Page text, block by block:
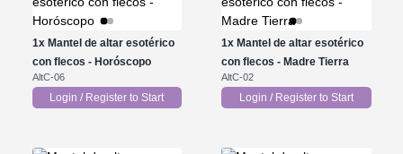
1xMantel de altar esotérico
con flecos - Horóscopo
AltC-06
Login / Register to Start
1x Mantel de altar esotérico
con flecos - Madre Tierra
AltC-02
Login / Register to Start